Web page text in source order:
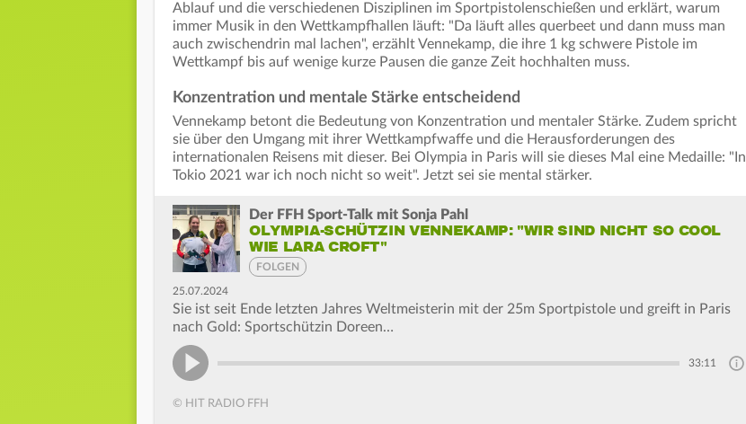
Ablauf und die verschiedenen Disziplinen im Sportpistolenschießen und erklärt, warum
immer Musik in den Wettkampfhallen läuft: "Da läuft alles querbeet und dann muss man
auch zwischendrin mal lachen", erzählt Vennekamp, die ihre 1 kg schwere Pistole im
Wettkampf bis auf wenige kurze Pausen die ganze Zeit hochhalten muss.
Konzentration und mentale Stärke entscheidend
Vennekamp betont die Bedeutung von Konzentration und mentaler Stärke. Zudem spricht
sie über den Umgang mit ihrer Wettkampfwaffe und die Herausforderungen des
internationalen Reisens mit dieser. Bei Olympia in Paris will sie dieses Mal eine Medaille: "In
Tokio 2021 war ich noch nicht so weit". Jetzt sei sie mental stärker.
Der FFH Sport-Talk mit Sonja Pahl
OLYMPIA-SCHÜTZIN VENNEKAMP: "WIR SIND NICHT SO COOL
WIE LARA CROFT"
FOLGEN
25.07.2024
Sie ist seit Ende letzten Jahres Weltmeisterin mit der 25m Sportpistole und greift in Paris
nach Gold: Sportschützin Doreen…
33:11
© HIT RADIO FFH